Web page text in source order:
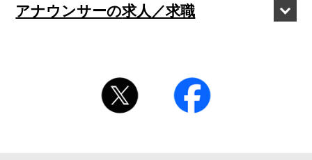
アナウンサーの求人／求職